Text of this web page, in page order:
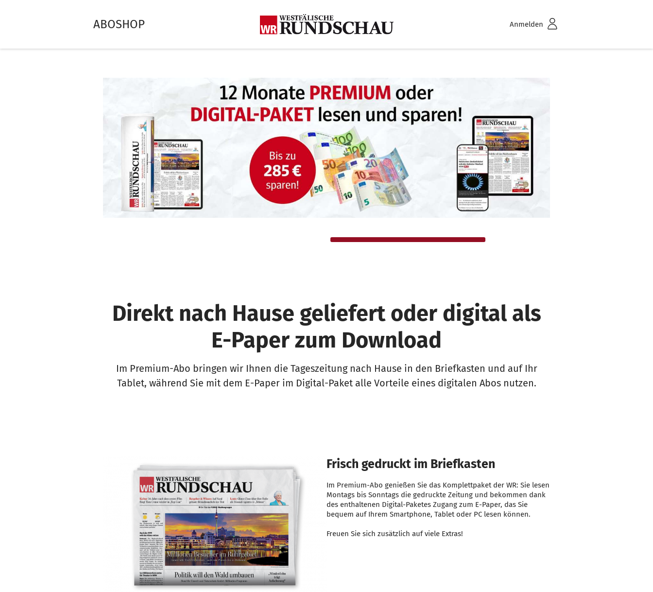
ABOSHOP Anmelden
Direkt nach Hause geliefert oder digital als
E-Paper zum Download
Im Premium-Abo bringen wir Ihnen die Tageszeitung nach Hause in den Briefkasten und auf Ihr
Tablet, während Sie mit dem E-Paper im Digital-Paket alle Vorteile eines digitalen Abos nutzen.
Frisch gedruckt im Briefkasten
Im Premium-Abo genießen Sie das Komplettpaket der WR: Sie lesen
Montags bis Sonntags die gedruckte Zeitung und bekommen dank
des enthaltenen Digital-Paketes Zugang zum E-Paper, das Sie
bequem auf Ihrem Smartphone, Tablet oder PC lesen können.
Freuen Sie sich zusätzlich auf viele Extras!